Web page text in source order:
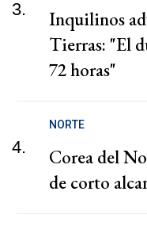
3.
Inquilinos
Tierras: "El
72 horas"
4.
NORTE
Corea del
de corto